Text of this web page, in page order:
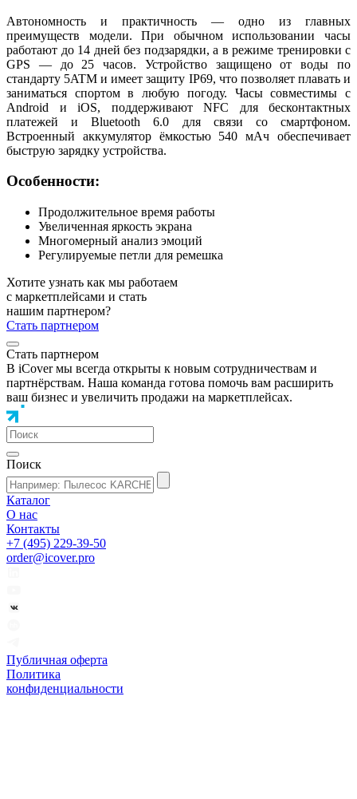
Автономность и практичность — одно из главных
преимуществ модели. При обычном использовании часы
работают до 14 дней без подзарядки, а в режиме тренировки с
GPS — до 25 часов. Устройство защищено от воды по
стандарту 5ATM и имеет защиту IP69, что позволяет плавать и
заниматься спортом в любую погоду. Часы совместимы с
Android и iOS, поддерживают NFC для бесконтактных
платежей и Bluetooth 6.0 для связи со смартфоном.
Встроенный аккумулятор ёмкостью 540 мАч обеспечивает
быструю зарядку устройства.
Особенности:
Продолжительное время работы
Увеличенная яркость экрана
Многомерный анализ эмоций
Регулируемые петли для ремешка
Хотите узнать как мы работаем
с маркетплейсами и стать
нашим партнером?
Стать партнером
Стать партнером
В iCover мы всегда открыты к новым сотрудничествам и
партнёрствам. Наша команда готова помочь вам расширить
ваш бизнес и увеличить продажи на маркетплейсах.
Поиск
Каталог
О нас
Контакты
+7 (495) 229-39-50
order@icover.pro
Публичная оферта
Политика
конфиденциальности